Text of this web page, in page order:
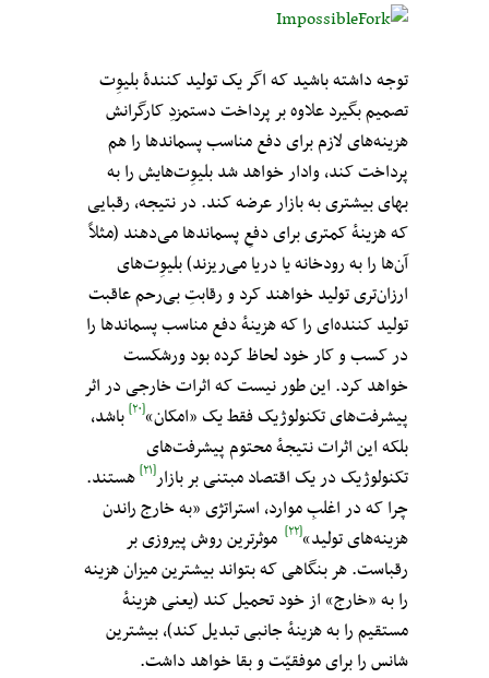
توجه داشته باشید که اگر یک تولید کنندهٔ بلیوِت‌
تصمیم بگیرد علاوه بر پرداخت دستمزدِ کارگرانش
هزینه‌های لازم برای دفع مناسب پسماندها را هم
پرداخت کند،‌ وادار خواهد شد بلیوِت‌‌هایش را به
بهای بیشتری به بازار عرضه کند. در نتیجه، رقبایی
که هزینه‌ٔ کمتری برای دفعِ پسماندها می‌دهند (مثلاً
آن‌ها را به رودخانه یا دریا می‌ریزند) بلیوِت‌‌های
ارزان‌تری تولید خواهند کرد و رقابتِ بی‌رحم عاقبت
تولید کننده‌ای را که هزینهٔ دفع مناسب پسماندها را
در کسب و کار خود لحاظ کرده بود ورشکست
خواهد کرد. این طور نیست که اثرات خارجی در اثر
پیشرفت‌های تکنولوژیک فقط یک «امکان»[۲۰] باشد،
بلکه این اثرات نتیجهٔ محتوم پیشرفت‌های
تکنولوژیک در یک اقتصاد مبتنی بر بازار[۲۱] هستند.
چرا که در اغلبِ موارد، استراتژی «به خارج راندن
هزینه‌های تولید»[۲۲] موثرترین روش پیروزی بر
رقباست. هر بنگاهی که بتواند بیشترین میزان هزینه
را به «خارج» از خود تحمیل کند (یعنی هزینهٔ
مستقیم را به هزینهٔ جانبی تبدیل کند)، بیشترین
شانس را برای موفقیّت و بقا خواهد داشت.